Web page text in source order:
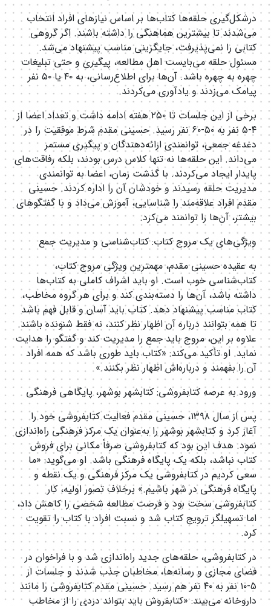
درشکل‌گیری حلقه‌ها کتاب‌ها بر اساس نیازهای افراد انتخاب
می‌شدند تا بیشترین هماهنگی را داشته باشند. اگر گروهی
کتابی را نمی‌پذیرفت، جایگزینی مناسب پیشنهاد می‌شد.
مسئول حلقه می‌بایست اهل مطالعه، پیگیری و حتی تبلیغات
چهره به چهره باشد. آن‌ها برای اطلاع‌رسانی، به ۴۰ یا ۵۰ نفر
پیامک می‌زدند و یادآوری می‌کردند.
برخی از این جلسات تا ۲۵۰ هفته ادامه داشت و تعداد اعضا از
۴-۵ نفر به ۵۰-۶۰ نفر رسید. حسینی مقدم شرط موفقیت را در
دغدغه جمعی، توانمندی ارائه‌دهندگان و پیگیری مستمر
می‌داند. این حلقه‌ها نه تنها کلاس درس بودند، بلکه رفاقت‌های
پایدار ایجاد می‌کردند. با گذشت زمان، اعضا به توانمندی
مدیریت حلقه رسیدند و خودشان آن را اداره کردند. حسینی
مقدم افراد علاقه‌مند را شناسایی، آموزش می‌داد و با گفتگوهای
بیشتر، آن‌ها را توانمند می‌کرد.
ویژگی‌های یک مروج کتاب: کتاب‌شناسی و مدیریت جمع
به عقیده حسینی مقدم، مهمترین ویژگی مروج کتاب،
کتاب‌شناسی خوب است. او باید اشراف کاملی به کتاب‌ها
داشته باشد، آن‌ها را دسته‌بندی کند و برای هر گروه مخاطب،
کتاب مناسب پیشنهاد دهد. کتاب باید آسان و قابل فهم باشد
تا همه بتوانند درباره آن اظهار نظر کنند، نه فقط شنونده باشند.
علاوه بر این، مروج باید جمع را مدیریت کند و گفتگو را هدایت
نماید. او تأکید می‌کند: «کتاب باید طوری باشد که همه افراد
آن را بفهمند و درباره‌اش اظهار نظر بکنند.»
ورود به عرصه کتابفروشی: کتابشهر بوشهر، پایگاهی فرهنگی
پس از سال ۱۳۹۸، حسینی مقدم فعالیت کتابفروشی خود را
آغاز کرد و کتابشهر بوشهر را به‌عنوان یک مرکز فرهنگی راه‌اندازی
نمود. هدف این بود که کتابفروشی صرفاً مکانی برای فروش
کتاب نباشد، بلکه یک پایگاه فرهنگی باشد. او می‌گوید: «ما
سعی کردیم در کتابفروشی یک مرکز فرهنگی و یک نقطه و
پایگاه فرهنگی در شهر باشیم.» برخلاف تصور اولیه، کار
کتابفروشی سخت بود و فرصت مطالعه شخصی را کاهش داد،
اما تسهیلگر ترویج کتاب شد و نسبت افراد با کتاب را تقویت
کرد.
در کتابفروشی، حلقه‌های جدید راه‌اندازی شد و با فراخوان در
فضای مجازی و رسانه‌ها، مخاطبان جذب شدند و جلسات از
۵-۱۰ نفر به ۴۰ نفر هم رسید. حسینی مقدم کتابفروشی را مانند
داروخانه می‌بیند: «کتابفروش باید بتواند دردی را از مخاطب